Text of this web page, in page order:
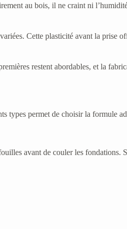
au bois, il ne craint ni
Cette plasticité avant la prise
restent abordables, et la
types permet de choisir la formule
avant de couler les